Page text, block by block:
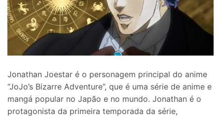
Jonathan Joestar é o personagem principal do anime
“JoJo’s Bizarre Adventure”, que é uma série de anime e
mangá popular no Japão e no mundo. Jonathan é o
protagonista da primeira temporada da série,